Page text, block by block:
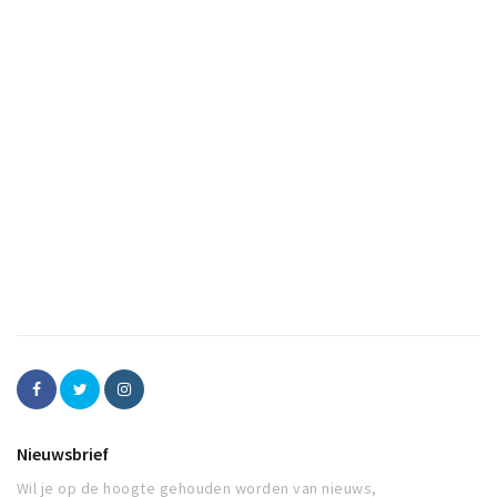
Nieuwsbrief
Wil je op de hoogte gehouden worden van nieuws,